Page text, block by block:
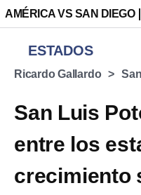
AMÉRICA VS SAN DIEGO
ESTADOS
Ricardo Gallardo
San Luis
entre los
crecimiento